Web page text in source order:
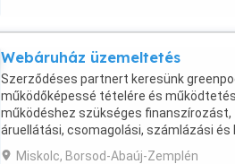
Webáruház üzemeltetés
Szerződéses partnert keresünk
működőképessé tételére és
működéshez szükséges finanszírozást,
áruellátási, csomagolási, számlázási
biztosítjuk.
Miskolc, Borsod-Abaúj-Zemplén